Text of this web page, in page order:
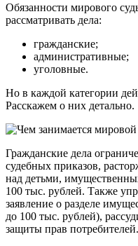
Обязанности мирового
рассматривать дела:
гражданские;
административные;
уголовные.
Но в каждой категории
Расскажем о них детально.
Гражданские дела
судебных приказов,
над детьми,
100 тыс. рублей. Также
заявление о разделе
до 100 тыс. рублей),
защиты прав потребителей.